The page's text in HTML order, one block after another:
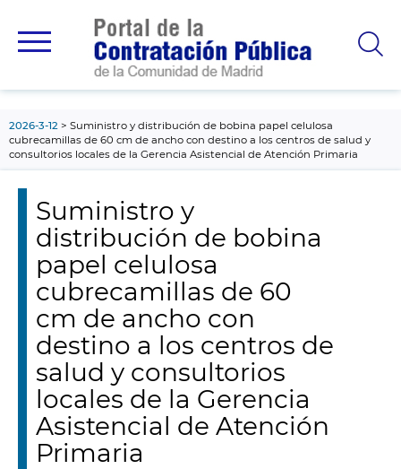
principal
2026-3-12
Suministro y distribución de bobina papel celulosa
cubrecamillas de 60 cm de ancho con destino a los centros de salud y
consultorios locales de la Gerencia Asistencial de Atención Primaria
Suministro y
distribución de bobina
papel celulosa
cubrecamillas de 60
cm de ancho con
destino a los centros de
salud y consultorios
locales de la Gerencia
Asistencial de Atención
Primaria